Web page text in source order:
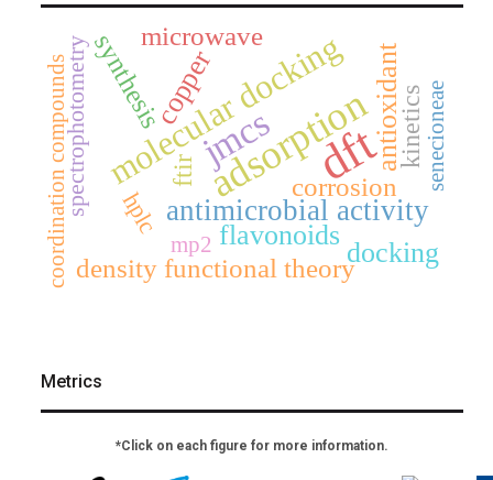
dft
adsorption
jmcs
molecular docking
antimicrobial activity
copper antioxidant
flavonoids
docking
density functional theory
microwave
corrosion
synthesis kinetics
ftir
hplc
spectrophotometry
coordination compounds senecioneae
mp2
Metrics
*Click on each figure for more information.